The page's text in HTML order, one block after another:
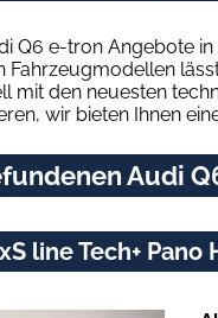
Q6 e-tron Angebote
mit den neuesten
wir bieten Ihnen
Audi
line Tech+ Pano